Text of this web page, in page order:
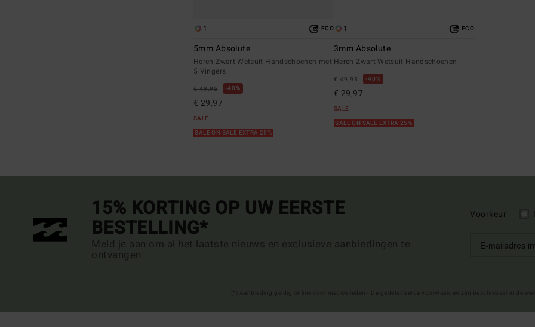
1 ECO
5mm Absolute
Heren Zwart Wetsuit Handschoenen met
5 Vingers
€ 49,95 40%
€ 29,97
SALE
SALE ON SALE EXTRA 25%
1 ECO
3mm Absolute
Heren Zwart Wetsuit Handschoenen
€ 49,95 40%
€ 29,97
SALE
SALE ON SALE EXTRA 25%
15% KORTING OP UW EERSTE
BESTELLING*
Meld je aan om al het laatste nieuws en exclusieve aanbiedingen te
ontvangen.
Voorkeur